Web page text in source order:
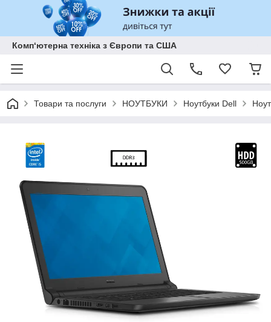
Комп‘ютерна техніка з Європи та США
Товари та послуги НОУТБУКИ Ноутбуки Dell